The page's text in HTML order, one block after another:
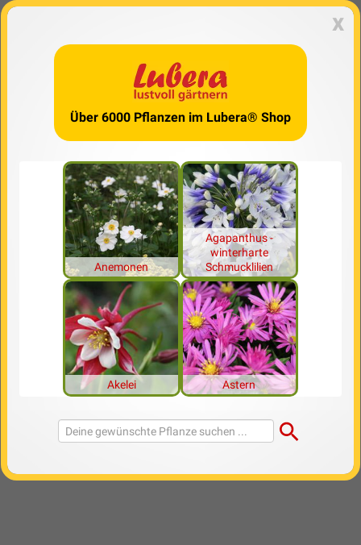
x
Über 6000 Pflanzen im Lubera® Shop
Anemonen
Agapanthus -
winterharte
Schmucklilien
Akelei Astern